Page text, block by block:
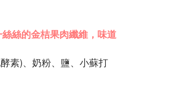
絲的金桔果肉纖維，味道
素)、奶粉、鹽、小蘇打